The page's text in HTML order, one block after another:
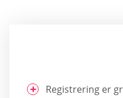
Registrering er